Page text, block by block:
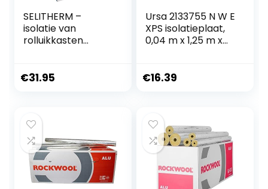
SELITHERM –
isolatie van
rolluikkasten
25mm
€31.95
Ursa 2133755 N W E
XPS isolatieplaat,
0,04 m x 1,25 m x
weerstand
€16.39